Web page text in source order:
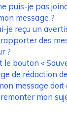
puis-je pas
message ?
je reçu un
des
?
le bouton «
de rédaction
message doit
mon